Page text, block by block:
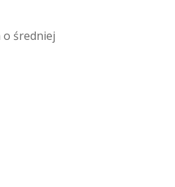
średniej